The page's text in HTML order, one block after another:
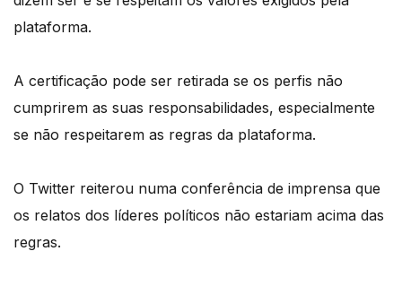
plataforma.
A certificação pode ser retirada se os perfis não
cumprirem as suas responsabilidades, especialmente
se não respeitarem as regras da plataforma.
O Twitter reiterou numa conferência de imprensa que
os relatos dos líderes políticos não estariam acima das
regras.